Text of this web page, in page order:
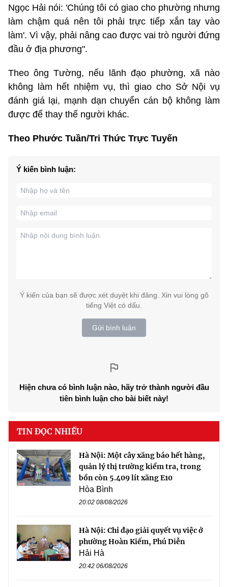
Ngọc Hải nói: 'Chúng tôi có giao cho phường nhưng
làm chậm quá nên tôi phải trực tiếp xắn tay vào
làm'. Vì vậy, phải nâng cao được vai trò người đứng
đầu ở địa phương".
Theo ông Tường, nếu lãnh đạo phường, xã nào
không làm hết nhiệm vụ, thì giao cho Sở Nội vụ
đánh giá lại, mạnh dạn chuyển cán bộ không làm
được để thay thế người khác.
Theo Phước Tuần/Tri Thức Trực Tuyến
Ý kiến bình luận:
Ý kiến của bạn sẽ được xét duyệt khi đăng. Xin vui lòng gõ
tiếng Việt có dấu.
Gửi bình luận
Hiện chưa có bình luận nào, hãy trở thành người đầu
tiên bình luận cho bài biết này!
TIN ĐỌC NHIỀU
Hà Nội: Một cây xăng báo hết hàng,
quản lý thị trường kiểm tra, trong
bồn còn 5.409 lít xăng E10
Hòa Bình
20:02 08/08/2026
Hà Nội: Chỉ đạo giải quyết vụ việc ở
phường Hoàn Kiếm, Phú Diễn
Hải Hà
20:42 06/08/2026